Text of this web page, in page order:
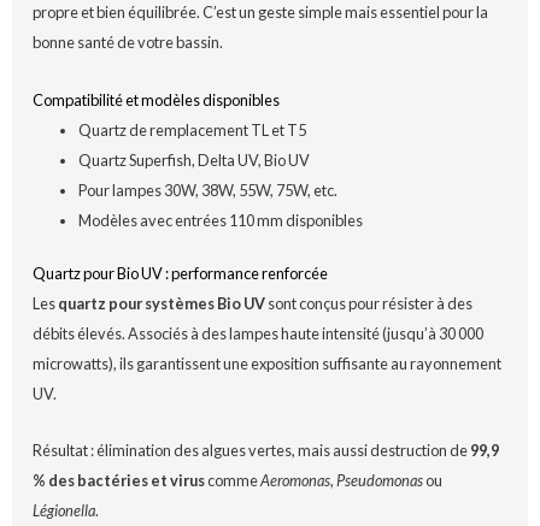
propre et bien équilibrée. C’est un geste simple mais essentiel pour la
bonne santé de votre bassin.
Compatibilité et modèles disponibles
Quartz de remplacement TL et T5
Quartz Superfish, Delta UV, Bio UV
Pour lampes 30W, 38W, 55W, 75W, etc.
Modèles avec entrées 110 mm disponibles
Quartz pour Bio UV : performance renforcée
Lesquartz pour systèmes Bio UVsont conçus pour résister à des
débits élevés. Associés à des lampes haute intensité (jusqu’à 30 000
microwatts), ils garantissent une exposition suffisante au rayonnement
UV.
Résultat : élimination des algues vertes, mais aussi destruction de99,9
% des bactéries et viruscommeAeromonas,Pseudomonasou
Légionella.